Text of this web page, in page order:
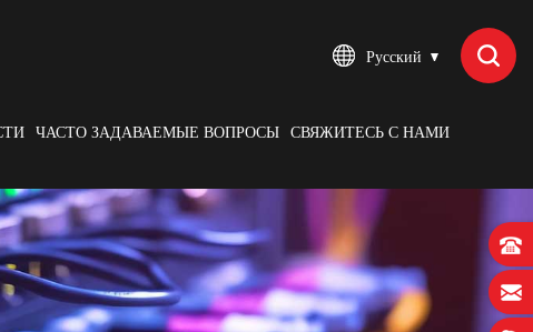
Русский
ЧАСТО ЗАДАВАЕМЫЕ ВОПРОСЫ СВЯЖИТЕСЬ С НАМИ